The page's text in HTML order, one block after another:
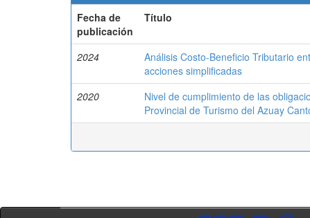
Fecha de
publicación
Título
2024
Análisis Costo-Beneficio Tributario
acciones simplificadas
2020
Nivel de cumplimiento de las
Provincial de Turismo del Azuay